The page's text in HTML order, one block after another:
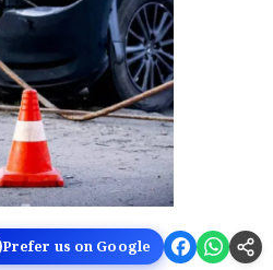
Prefer us on Google